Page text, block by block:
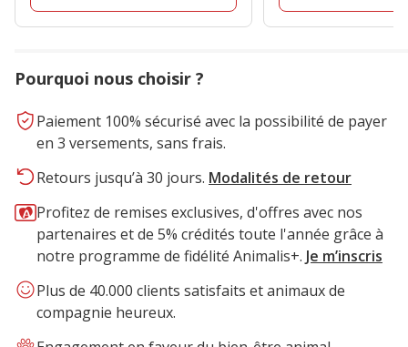
Pourquoi nous choisir ?
Paiement 100% sécurisé avec la possibilité de payer
en 3 versements, sans frais.
Retours jusqu’à 30 jours. Modalités de retour
Profitez de remises exclusives, d'offres avec nos
partenaires et de 5% crédités toute l'année grâce à
notre programme de fidélité Animalis+. Je m’inscris
Plus de 40.000 clients satisfaits et animaux de
compagnie heureux.